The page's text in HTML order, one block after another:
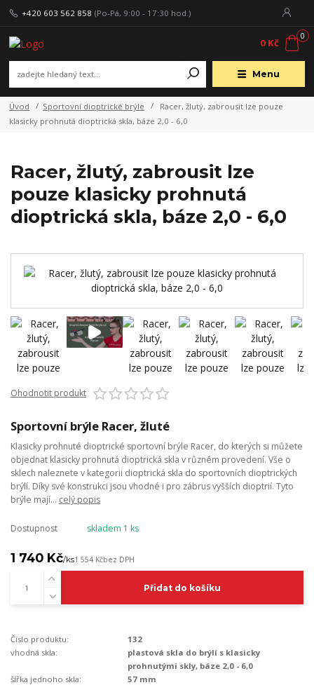
Menu
+420 603 562 858 (Po-Pá, 9:00 - 17:30 hod.)
0
0 Kč
Úvod Sportovní dioptrické brýle
Racer, žlutý, zabrousit lze pouze
klasicky prohnutá dioptrická skla, báze 2,0 - 6,0
Racer, žlutý, zabrousit lze
pouze klasicky prohnutá
dioptrická skla, báze 2,0 - 6,0
Ohodnotit produkt
Sportovní brýle Racer, žluté
Klasicky prohnuté dioptrické sportovní brýle Racer, do kterých si můžete
objednat klasicky prohnutá dioptrická skla v různém provedení. Vše o
sklech naleznete v kategorii dioptrická skla do sportovních dioptrických
brýlí. Díky své konstrukci jsou vhodné i pro zábrus vyšších dioptrií. Tyto
brýle mají... celý popis
Dostupnost skladem 1 ks
1 740 Kč/ks1 554 Kčbez DPH
Přidat do košíku
Číslo produktu:
132
vhodná skla:
plastová skla do brýlí s klasicky
prohnutými skly, báze 2,0 - 6,0
šířka jednoho skla:
57 mm